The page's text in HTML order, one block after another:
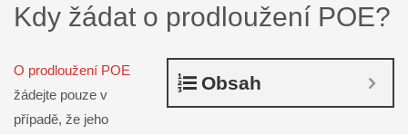
Kdy žádat o prodloužení POE?
Obsah
O prodloužení POE
žádejte pouze v
případě, že jeho